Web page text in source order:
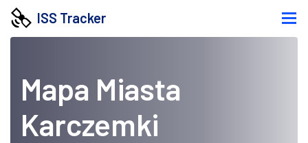
ISS Tracker
Mapa Miasta
Karczemki